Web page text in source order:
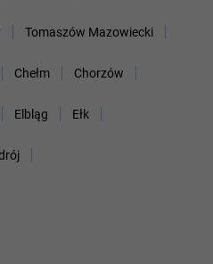
Tomaszów Mazowiecki
Chełm Chorzów
Elbląg Ełk